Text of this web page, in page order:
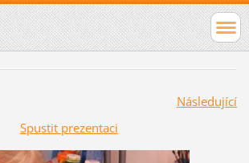
Následující
Spustit prezentaci